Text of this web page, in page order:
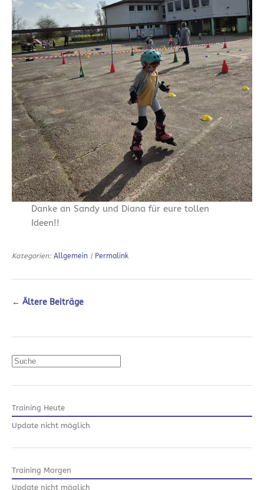
Danke an Sandy und Diana für eure tollen
Ideen!!
Kategorien: Allgemein | Permalink
← Ältere Beiträge
Suchen
Training Heute
Update nicht möglich
Training Morgen
Update nicht möglich